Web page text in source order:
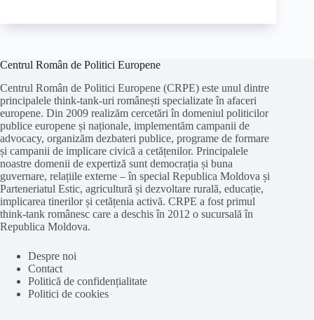
Centrul Român de Politici Europene
Centrul Român de Politici Europene (CRPE) este unul dintre
principalele think-tank-uri românești specializate în afaceri
europene. Din 2009 realizăm cercetări în domeniul politicilor
publice europene și naționale, implementăm campanii de
advocacy, organizăm dezbateri publice, programe de formare
și campanii de implicare civică a cetățenilor. Principalele
noastre domenii de expertiză sunt democrația și buna
guvernare, relațiile externe – în special Republica Moldova și
Parteneriatul Estic, agricultură și dezvoltare rurală, educație,
implicarea tinerilor și cetățenia activă. CRPE a fost primul
think-tank românesc care a deschis în 2012 o sucursală în
Republica Moldova.
Despre noi
Contact
Politică de confidențialitate
Politici de cookies